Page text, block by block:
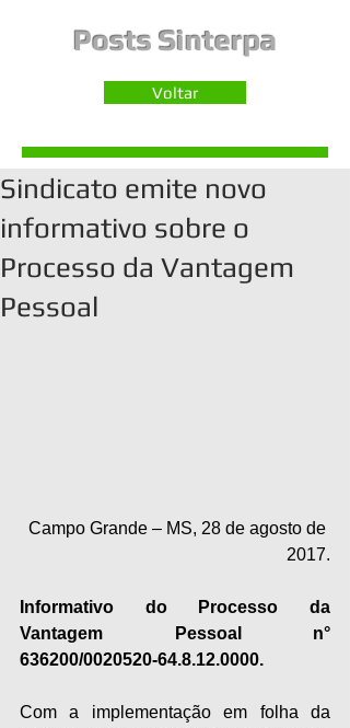
Posts Sinterpa
Voltar
Sindicato emite novo
informativo sobre o
Processo da Vantagem
Pessoal
Campo Grande – MS, 28 de agosto de
2017.
Informativo do Processo da
Vantagem Pessoal n°
636200/0020520-64.8.12.0000.
Com a implementação em folha da